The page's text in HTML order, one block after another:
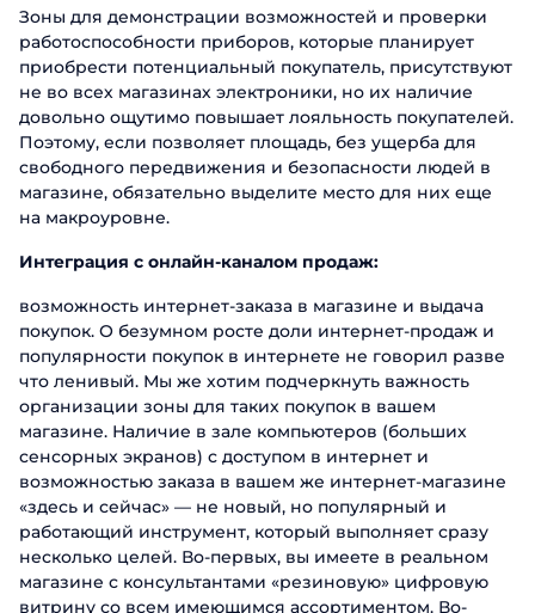
Зоны для демонстрации возможностей и проверки
работоспособности приборов, которые планирует
приобрести потенциальный покупатель, присутствуют
не во всех магазинах электроники, но их наличие
довольно ощутимо повышает лояльность покупателей.
Поэтому, если позволяет площадь, без ущерба для
свободного передвижения и безопасности людей в
магазине, обязательно выделите место для них еще
на макроуровне.
Интеграция с онлайн-каналом продаж:
возможность интернет-заказа в магазине и выдача
покупок. О безумном росте доли интернет-продаж и
популярности покупок в интернете не говорил разве
что ленивый. Мы же хотим подчеркнуть важность
организации зоны для таких покупок в вашем
магазине. Наличие в зале компьютеров (больших
сенсорных экранов) с доступом в интернет и
возможностью заказа в вашем же интернет-магазине
«здесь и сейчас» — не новый, но популярный и
работающий инструмент, который выполняет сразу
несколько целей. Во-первых, вы имеете в реальном
магазине с консультантами «резиновую» цифровую
витрину со всем имеющимся ассортиментом. Во-